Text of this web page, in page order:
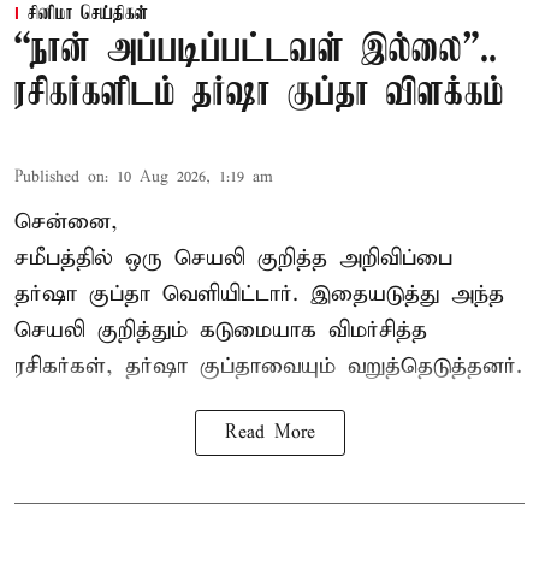
சினிமா செய்திகள்
“நான் அப்படிப்பட்டவள் இல்லை”..
ரசிகர்களிடம் தர்ஷா குப்தா விளக்கம்
Published on: 10 Aug 2026, 1:19 am
சென்னை,
சமீபத்தில் ஒரு செயலி குறித்த அறிவிப்பை
தர்ஷா குப்தா வெளியிட்டார். இதையடுத்து அந்த
செயலி குறித்தும் கடுமையாக விமர்சித்த
ரசிகர்கள், தர்ஷா குப்தாவையும் வறுத்தெடுத்தனர்.
Read More